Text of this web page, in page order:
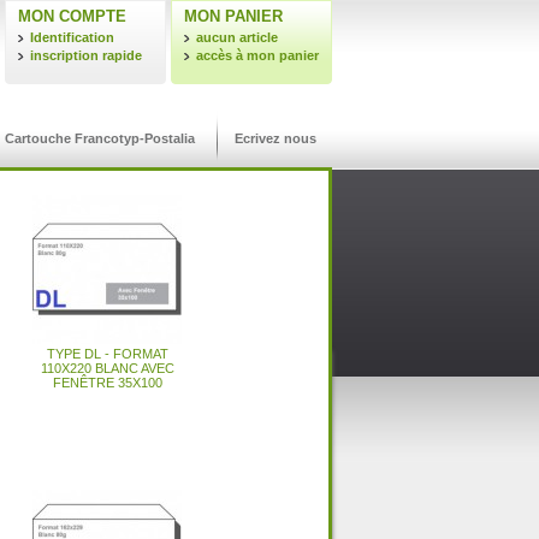
MON COMPTE
Identification
inscription rapide
MON PANIER
aucun article
accès à mon panier
CARTOUCHE NEOPOST ®
COMPATIBLE IJ35 / IJ40 /
IJ45 / IJ50
CARTOUCHE SATAS ®
COMPATIBLE JETPLUS 400
/ JETPLUS 600
CARTOUCHE PITNEY
BOWES ® COMPATIBLE
DM300C / DM400C /
CASSETTE FRAMA ®
POWERMAIL (KIT DE 2
CASSETTES)
ÉTIQUETTES
D'AFFRANCHISSEMENT
FORMAT 170 X 45 MM
TYPE DL - FORMAT
110X220 BLANC AVEC
FENÊTRE 35X100
Cartouche Francotyp-Postalia Ecrivez nous